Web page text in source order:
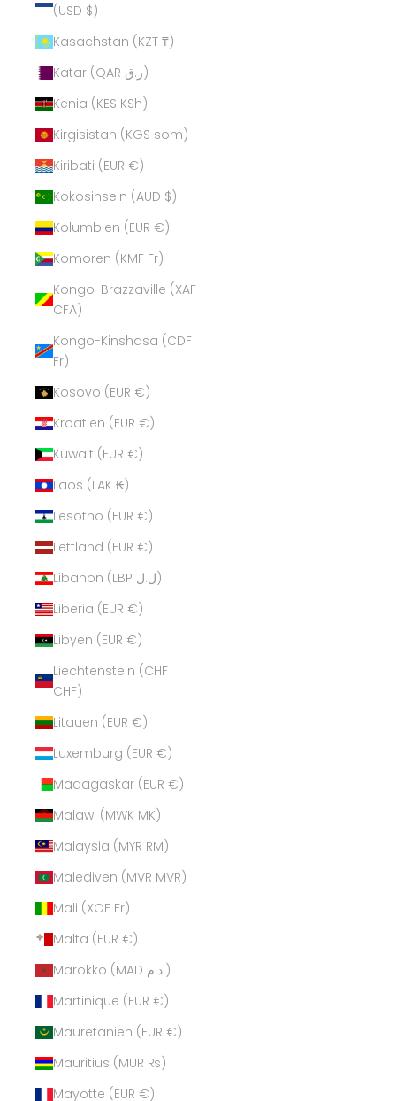
(USD $)
Kasachstan (KZT ₸)
Katar (QAR ر.ق)
Kenia (KES KSh)
Kirgisistan (KGS som)
Kiribati (EUR €)
Kokosinseln (AUD $)
Kolumbien (EUR €)
Komoren (KMF Fr)
Kongo-Brazzaville (XAF
CFA)
Kongo-Kinshasa (CDF
Fr)
Kosovo (EUR €)
Kroatien (EUR €)
Kuwait (EUR €)
Laos (LAK ₭)
Lesotho (EUR €)
Lettland (EUR €)
Libanon (LBP ل.ل)
Liberia (EUR €)
Libyen (EUR €)
Liechtenstein (CHF
CHF)
Litauen (EUR €)
Luxemburg (EUR €)
Madagaskar (EUR €)
Malawi (MWK MK)
Malaysia (MYR RM)
Malediven (MVR MVR)
Mali (XOF Fr)
Malta (EUR €)
Marokko (MAD د.م.)
Martinique (EUR €)
Mauretanien (EUR €)
Mauritius (MUR ₨)
Mayotte (EUR €)